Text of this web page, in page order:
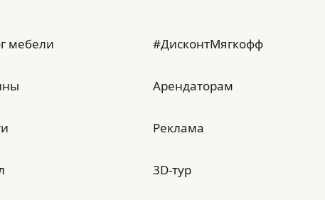
мебели #ДисконтМягкофф
Арендаторам
Реклама
3D-тур